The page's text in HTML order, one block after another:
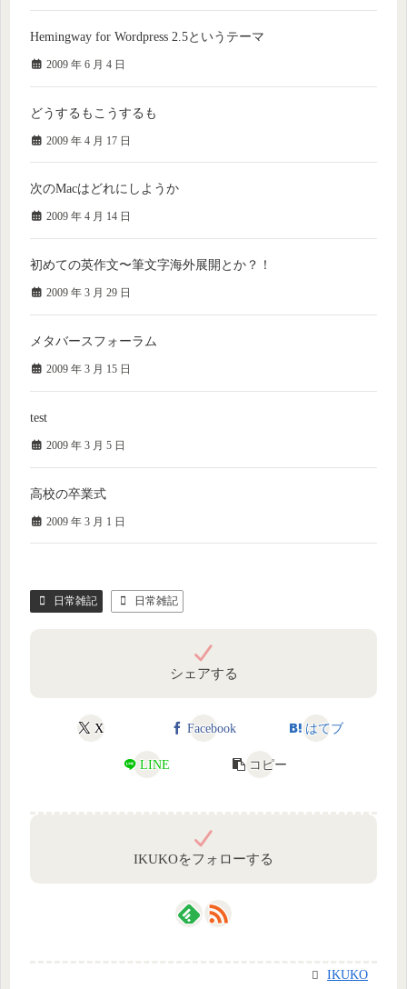
Hemingway for Wordpress 2.5というテーマ
2009 年 6 月 4 日
どうするもこうするも
2009 年 4 月 17 日
次のMacはどれにしようか
2009 年 4 月 14 日
初めての英作文〜筆文字海外展開とか？！
2009 年 3 月 29 日
メタバースフォーラム
2009 年 3 月 15 日
test
2009 年 3 月 5 日
高校の卒業式
2009 年 3 月 1 日
日常雑記 日常雑記
シェアする
X Facebook はてブ
LINE コピー
IKUKOをフォローする
IKUKO